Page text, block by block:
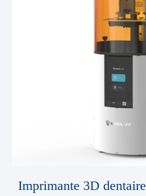
Imprimante 3D dentaire